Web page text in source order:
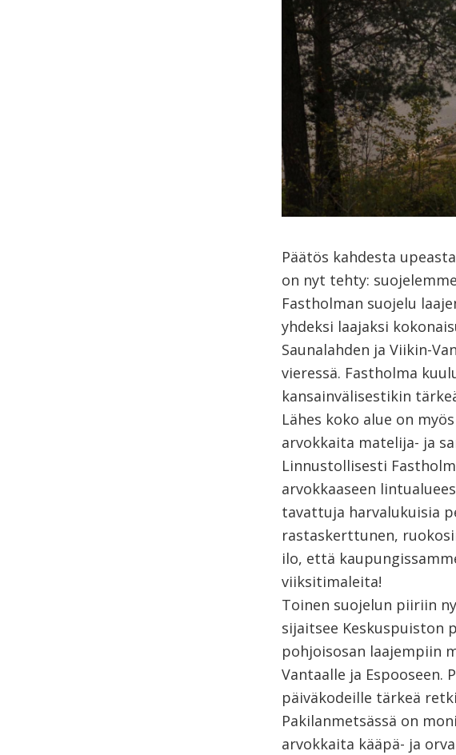
Päätös kahdesta
on nyt tehty:
Fastholman suojelu
yhdeksi laajaksi
Saunalahden ja Viikin-
vieressä. Fastholma
kansainvälisestikin
Lähes koko alue on
arvokkaita matelija- ja
Linnustollisesti
arvokkaaseen
tavattuja harvalukuisia
rastaskerttunen,
ilo, että
viiksitimaleita!
Toinen suojelun piiriin
sijaitsee Keskuspuiston
pohjoisosan laajempiin
Vantaalle ja Espooseen.
päiväkodeille tärkeä
Pakilanmetsässä on
arvokkaita kääpä- ja